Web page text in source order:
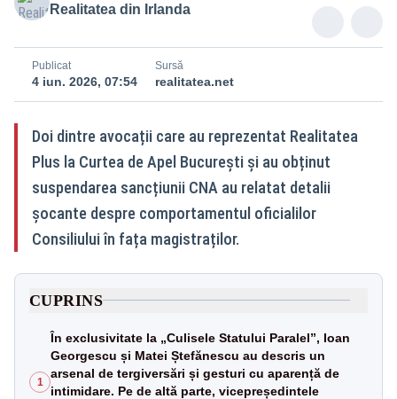
Realitatea din Irlanda
Publicat
4 iun. 2026, 07:54
Sursă
realitatea.net
Doi dintre avocații care au reprezentat Realitatea
Plus la Curtea de Apel București și au obținut
suspendarea sancțiunii CNA au relatat detalii
șocante despre comportamentul oficialilor
Consiliului în fața magistraților.
CUPRINS
1
În exclusivitate la „Culisele Statului Paralel”, Ioan
Georgescu și Matei Ștefănescu au descris un
arsenal de tergiversări și gesturi cu aparență de
intimidare. Pe de altă parte, vicepreședintele